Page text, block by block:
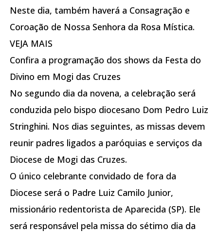
Neste dia, também haverá a Consagração e
Coroação de Nossa Senhora da Rosa Mística.
VEJA MAIS
Confira a programação dos shows da Festa do
Divino em Mogi das Cruzes
No segundo dia da novena, a celebração será
conduzida pelo bispo diocesano Dom Pedro Luiz
Stringhini. Nos dias seguintes, as missas devem
reunir padres ligados a paróquias e serviços da
Diocese de Mogi das Cruzes.
O único celebrante convidado de fora da
Diocese será o Padre Luiz Camilo Junior,
missionário redentorista de Aparecida (SP). Ele
será responsável pela missa do sétimo dia da